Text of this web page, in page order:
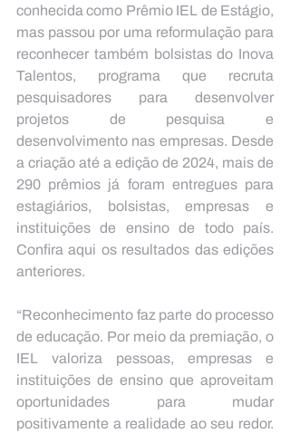
conhecida como Prêmio IEL de Estágio,
mas passou por uma reformulação para
reconhecer também bolsistas do Inova
Talentos, programa que recruta
pesquisadores para desenvolver
projetos de pesquisa e
desenvolvimento nas empresas. Desde
a criação até a edição de 2024, mais de
290 prêmios já foram entregues para
estagiários, bolsistas, empresas e
instituições de ensino de todo país.
Confira aqui os resultados das edições
anteriores.
“Reconhecimento faz parte do processo
de educação. Por meio da premiação, o
IEL valoriza pessoas, empresas e
instituições de ensino que aproveitam
oportunidades para mudar
positivamente a realidade ao seu redor.